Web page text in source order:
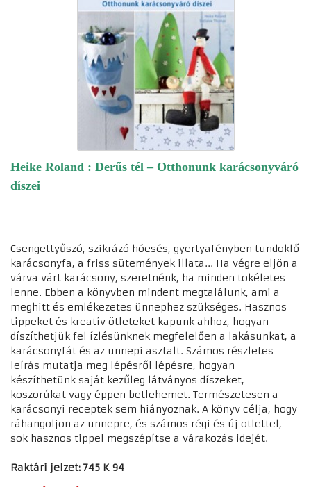
Heike Roland : Derűs tél – Otthonunk karácsonyváró
díszei
Csengettyűszó, szikrázó hóesés, gyertyafényben tündöklő
karácsonyfa, a friss sütemények illata... Ha végre eljön a
várva várt karácsony, szeretnénk, ha minden tökéletes
lenne. Ebben a könyvben mindent megtalálunk, ami a
meghitt és emlékezetes ünnephez szükséges. Hasznos
tippeket és kreatív ötleteket kapunk ahhoz, hogyan
díszíthetjük fel ízlésünknek megfelelően a lakásunkat, a
karácsonyfát és az ünnepi asztalt. Számos részletes
leírás mutatja meg lépésről lépésre, hogyan
készíthetünk saját kezűleg látványos díszeket,
koszorúkat vagy éppen betlehemet. Természetesen a
karácsonyi receptek sem hiányoznak. A könyv célja, hogy
ráhangoljon az ünnepre, és számos régi és új ötlettel,
sok hasznos tippel megszépítse a várakozás idejét.
Raktári jelzet: 745 K 94